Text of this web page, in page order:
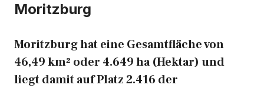
Moritzburg
Moritzburg hat eine Gesamtfläche von
46,49 km² oder 4.649 ha (Hektar) und
liegt damit auf Platz 2.416 der